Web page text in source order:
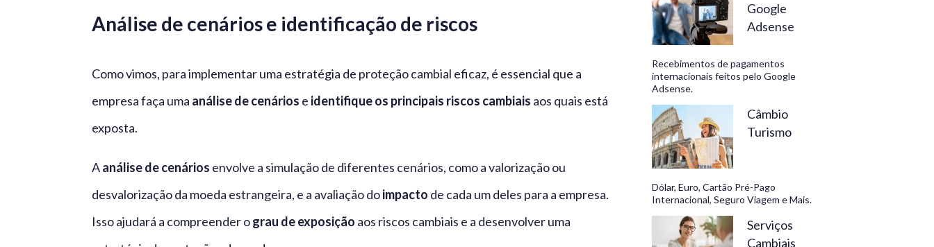
Análise de cenários e identificação de riscos
Como vimos, para implementar uma estratégia de proteção cambial eficaz, é essencial que a
empresa faça uma análise de cenários e identifique os principais riscos cambiais aos quais está
exposta.
Aanálise de cenários envolve a simulação de diferentes cenários, como a valorização ou
desvalorização da moeda estrangeira, e a avaliação doimpacto de cada um deles para a empresa.
Isso ajudará a compreender ograu de exposição aos riscos cambiais e a desenvolver uma
Google
Adsense
Recebimentos de pagamentos
internacionais feitos pelo Google
Adsense.
Câmbio
Turismo
Dólar, Euro, Cartão Pré-Pago
Internacional, Seguro Viagem e Mais.
Serviços
Cambiais